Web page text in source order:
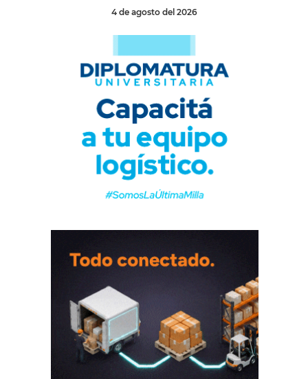
4 de agosto del 2026